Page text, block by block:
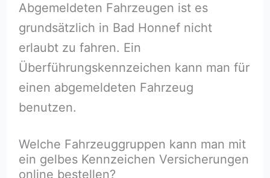
Abgemeldeten Fahrzeugen ist es
grundsätzlich in Bad Honnef nicht
erlaubt zu fahren. Ein
Überführungskennzeichen kann man für
einen abgemeldeten Fahrzeug
benutzen.
Welche Fahrzeuggruppen kann man mit
ein gelbes Kennzeichen Versicherungen
online bestellen?